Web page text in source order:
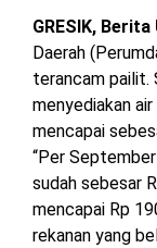
GRESIK,
Daerah
terancam pailit.
menyediakan
mencapai
“Per
sudah sebesar
mencapai Rp
rekanan yang